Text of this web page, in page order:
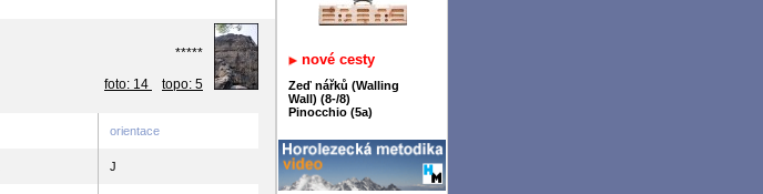
*****
foto: 14
topo: 5
orientace
J
nové cesty
Zeď nářků (Walling
Wall) (8-/8)
Pinocchio (5a)